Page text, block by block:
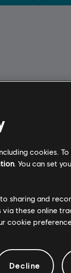
cookies.
. You can set
sharing and
these online
cookie
Decline